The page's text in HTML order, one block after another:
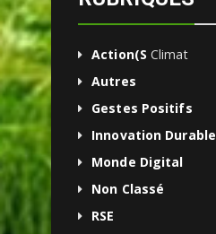
Action(s Climat
Autres
Gestes Positifs
Innovation Durable
Monde Digital
Non Classé
RSE